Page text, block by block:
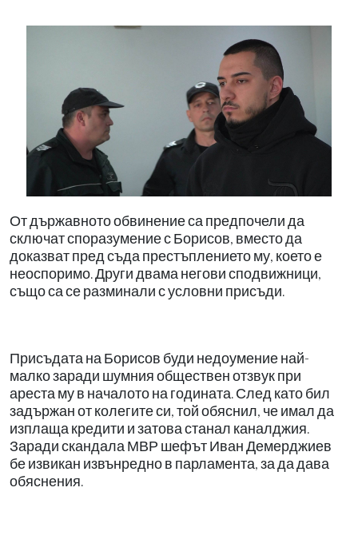
От държавното обвинение са предпочели да
сключат споразумение с Борисов, вместо да
доказват пред съда престъплението му, което е
неоспоримо. Други двама негови сподвижници,
също са се разминали с условни присъди.
Присъдата на Борисов буди недоумение най-
малко заради шумния обществен отзвук при
ареста му в началото на годината. След като бил
задържан от колегите си, той обяснил, че имал да
изплаща кредити и затова станал каналджия.
Заради скандала МВР шефът Иван Демерджиев
бе извикан извънредно в парламента, за да дава
обяснения.